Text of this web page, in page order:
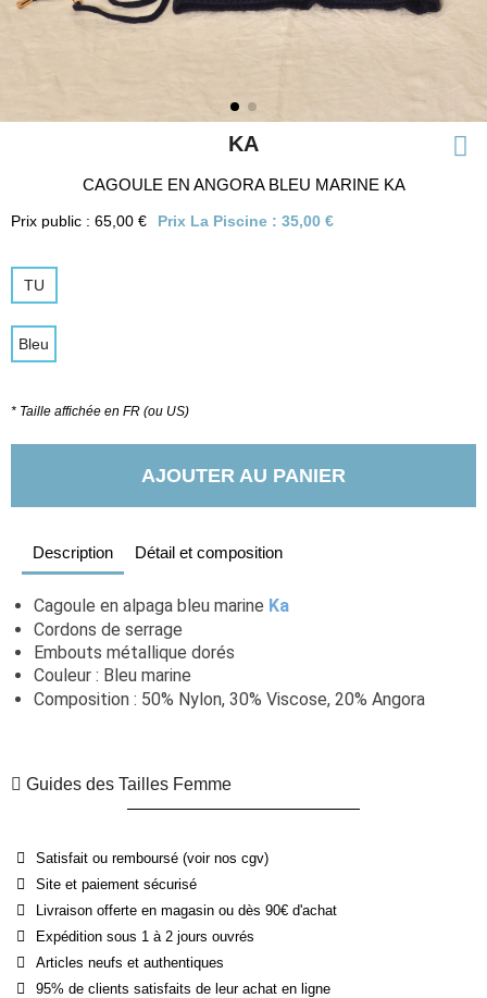
KA
CAGOULE EN ANGORA BLEU MARINE KA
Prix public : 65,00 € Prix La Piscine : 35,00 €
TU
Bleu
* Taille affichée en FR (ou US)
AJOUTER AU PANIER
Description Détail et composition
Cagoule en alpaga bleu marine Ka
Cordons de serrage
Embouts métallique dorés
Couleur : Bleu marine
Composition : 50% Nylon, 30% Viscose, 20% Angora
Guides des Tailles Femme
Satisfait ou remboursé (voir nos cgv)
Site et paiement sécurisé
Livraison offerte en magasin ou dès 90€ d'achat
Expédition sous 1 à 2 jours ouvrés
Articles neufs et authentiques
95% de clients satisfaits de leur achat en ligne